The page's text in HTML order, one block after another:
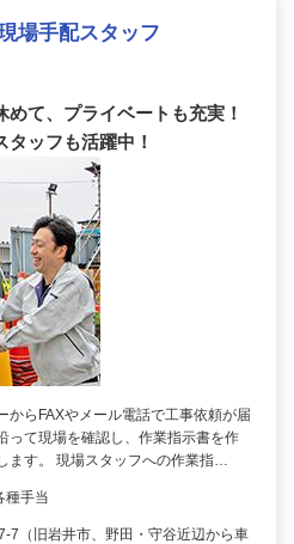
場手配スタッフ
て、プライベートも充実！
ッフも活躍中！
からFAXやメール電話で工事依頼が届
って現場を確認し、作業指示書を作
ます。 現場スタッフへの作業指…
種手当
7（旧岩井市、野田・守谷近辺から車